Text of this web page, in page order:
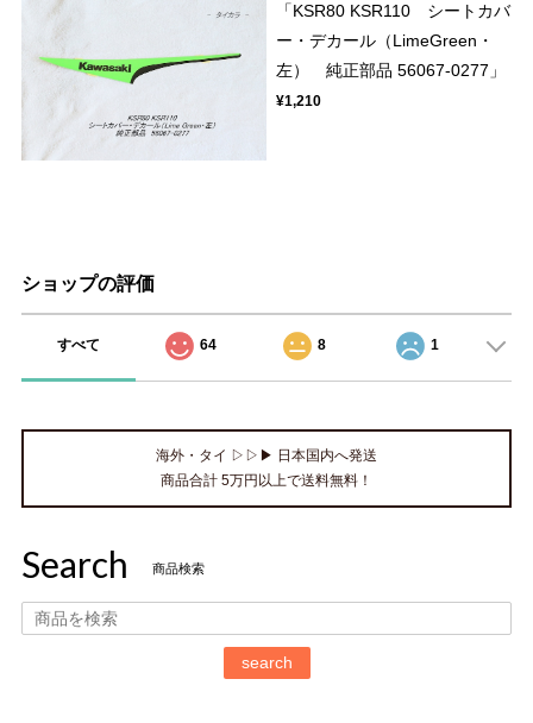
「KSR80 KSR110 シートカバ
ー・デカール（LimeGreen・
左） 純正部品 56067-0277」
¥1,210
ショップの評価
すべて 64 8 1
海外・タイ ▷▷▶ 日本国内へ発送
商品合計 5万円以上で送料無料！
Search 商品検索
search